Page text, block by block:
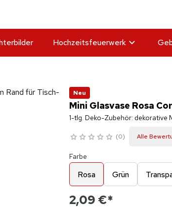
Hochzeitsfeuerwerk
Neu
Mini Glasvase Rosa
1-tlg. Deko-Zubehör: dekorative
0 Alle
Farbe
Rosa Grün
2,09 €*